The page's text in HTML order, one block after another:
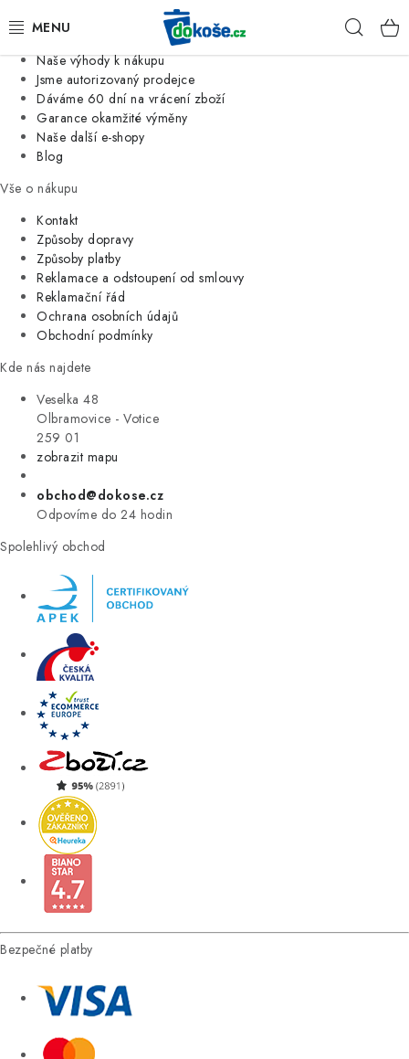
Jsme tradiční česká firma
Naše výhody k nákupu
Jsme autorizovaný prodejce
Dáváme 60 dní na vrácení zboží
Garance okamžité výměny
Naše další e-shopy
Blog
Vše o nákupu
Kontakt
Způsoby dopravy
Způsoby platby
Reklamace a odstoupení od smlouvy
Reklamační řád
Ochrana osobních údajů
Obchodní podmínky
Kde nás najdete
Veselka 48
Olbramovice - Votice
259 01
zobrazit mapu
obchod@dokose.cz
Odpovíme do 24 hodin
Spolehlivý obchod
Bezpečné platby
KOŠE
SÁČKY
KUCHYNĚ
ORGANIZACE
DOMÁCNOST
ÚKLID
VÝPRODEJ
ZNAČKY
Úvod Kontakt Blog
Moje objednávka